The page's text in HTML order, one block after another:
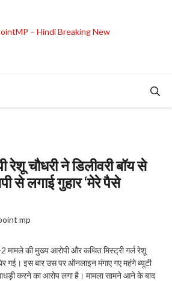
रेशू चौधरी ने डिलीवरी बॉय से
से लगाई गुहार ‘मेरे पैसे
mp
2 मामले की मुख्य आरोपी और कथित मिस्ट्री गर्ल रेशू
गई। इस बार उस पर ऑनलाइन मंगाए गए महंगे ब्यूटी
करने का आरोप लगा है। मामला सामने आने के बाद